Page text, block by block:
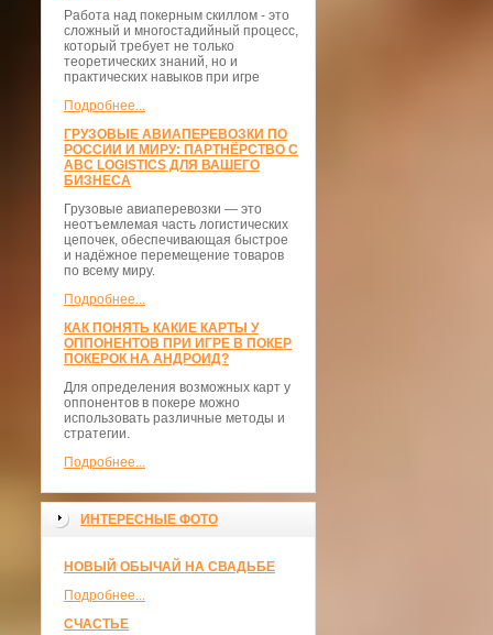
Работа над покерным скиллом - это
сложный и многостадийный процесс,
который требует не только
теоретических знаний, но и
практических навыков при игре
Подробнее...
ГРУЗОВЫЕ АВИАПЕРЕВОЗКИ ПО
РОССИИ И МИРУ: ПАРТНЁРСТВО С
ABC LOGISTICS ДЛЯ ВАШЕГО
БИЗНЕСА
Грузовые авиаперевозки — это
неотъемлемая часть логистических
цепочек, обеспечивающая быстрое
и надёжное перемещение товаров
по всему миру.
Подробнее...
КАК ПОНЯТЬ КАКИЕ КАРТЫ У
ОППОНЕНТОВ ПРИ ИГРЕ В ПОКЕР
ПОКЕРОК НА АНДРОИД?
Для определения возможных карт у
оппонентов в покере можно
использовать различные методы и
стратегии.
Подробнее...
ИНТЕРЕСНЫЕ ФОТО
НОВЫЙ ОБЫЧАЙ НА СВАДЬБЕ
Подробнее...
СЧАСТЬЕ